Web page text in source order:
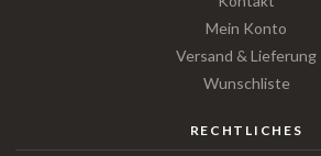
Mein Konto
Versand & Lieferung
Wunschliste
RECHTLICHES